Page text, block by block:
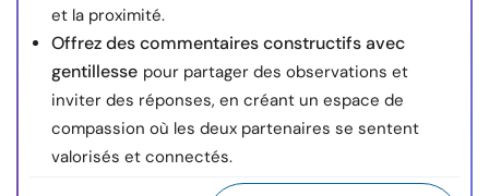
et la proximité.
Offrez des commentaires constructifs avec
gentillesse pour partager des observations et
inviter des réponses, en créant un espace de
compassion où les deux partenaires se sentent
valorisés et connectés.